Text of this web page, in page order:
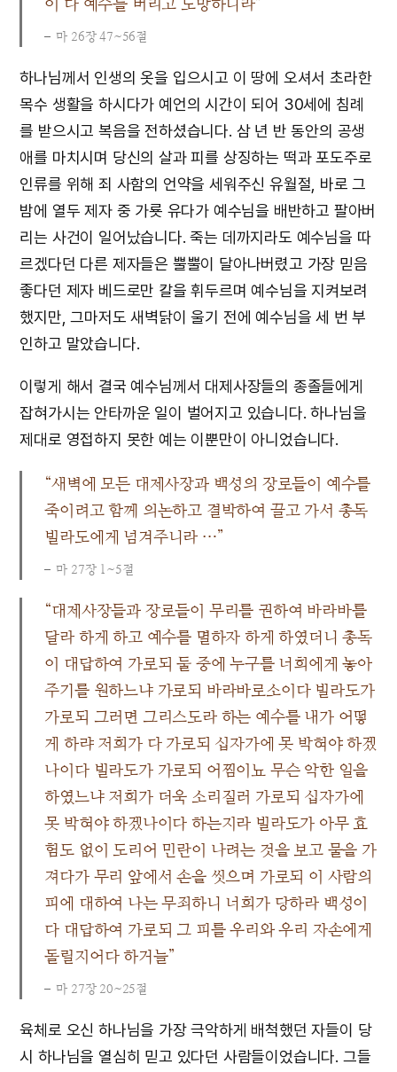
마 26장 47~56절
하나님께서 인생의 옷을 입으시고 이 땅에 오셔서 초라한
목수 생활을 하시다가 예언의 시간이 되어 30세에 침례
를 받으시고 복음을 전하셨습니다. 삼 년 반 동안의 공생
애를 마치시며 당신의 살과 피를 상징하는 떡과 포도주로
인류를 위해 죄 사함의 언약을 세워주신 유월절, 바로 그
밤에 열두 제자 중 가룟 유다가 예수님을 배반하고 팔아버
리는 사건이 일어났습니다. 죽는 데까지라도 예수님을 따
르겠다던 다른 제자들은 뿔뿔이 달아나버렸고 가장 믿음
좋다던 제자 베드로만 칼을 휘두르며 예수님을 지켜보려
했지만, 그마저도 새벽닭이 울기 전에 예수님을 세 번 부
인하고 말았습니다.
이렇게 해서 결국 예수님께서 대제사장들의 종졸들에게
잡혀가시는 안타까운 일이 벌어지고 있습니다. 하나님을
제대로 영접하지 못한 예는 이뿐만이 아니었습니다.
“새벽에 모든 대제사장과 백성의 장로들이 예수를
죽이려고 함께 의논하고 결박하여 끌고 가서 총독
빌라도에게 넘겨주니라 …”
마 27장 1~5절
“대제사장들과 장로들이 무리를 권하여 바라바를
달라 하게 하고 예수를 멸하자 하게 하였더니 총독
이 대답하여 가로되 둘 중에 누구를 너희에게 놓아
주기를 원하느냐 가로되 바라바로소이다 빌라도가
가로되 그러면 그리스도라 하는 예수를 내가 어떻
게 하랴 저희가 다 가로되 십자가에 못 박혀야 하겠
나이다 빌라도가 가로되 어찜이뇨 무슨 악한 일을
하였느냐 저희가 더욱 소리질러 가로되 십자가에
못 박혀야 하겠나이다 하는지라 빌라도가 아무 효
험도 없이 도리어 민란이 나려는 것을 보고 물을 가
져다가 무리 앞에서 손을 씻으며 가로되 이 사람의
피에 대하여 나는 무죄하니 너희가 당하라 백성이
다 대답하여 가로되 그 피를 우리와 우리 자손에게
돌릴지어다 하거늘”
마 27장 20~25절
육체로 오신 하나님을 가장 극악하게 배척했던 자들이 당
시 하나님을 열심히 믿고 있다던 사람들이었습니다. 그들